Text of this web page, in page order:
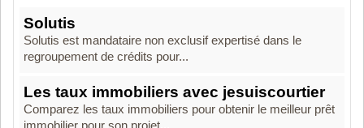
Solutis
Solutis est mandataire non exclusif expertisé dans le
regroupement de crédits pour...
Les taux immobiliers avec jesuiscourtier
Comparez les taux immobiliers pour obtenir le meilleur prêt